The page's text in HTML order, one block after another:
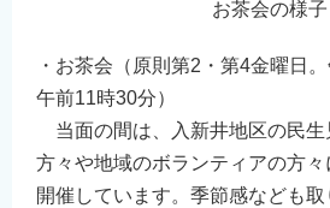
お茶会の様子
・お茶会（原則第2・第4金曜日
午前11時30分）
当面の間は、入新井地区の民生
方々や地域のボランティアの方
開催しています。季節感なども取